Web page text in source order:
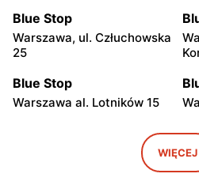
Blue Stop
Warszawa, ul. Człuchowska
25
Blue Stop
Warszawa al. Lotników 15
Warszawa, ul. WałbrzyskaWIĘCEJ